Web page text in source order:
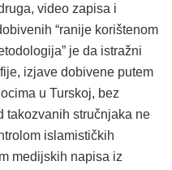
video zapisa i
“ranije korištenom
je da istražni
izjave dobivene putem
u Turskoj, bez
takozvanih stručnjaka ne
islamističkih
medijskih napisa iz